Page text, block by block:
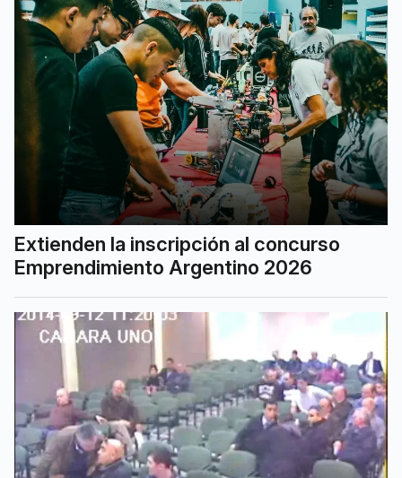
Extienden la inscripción al concurso
Emprendimiento Argentino 2026